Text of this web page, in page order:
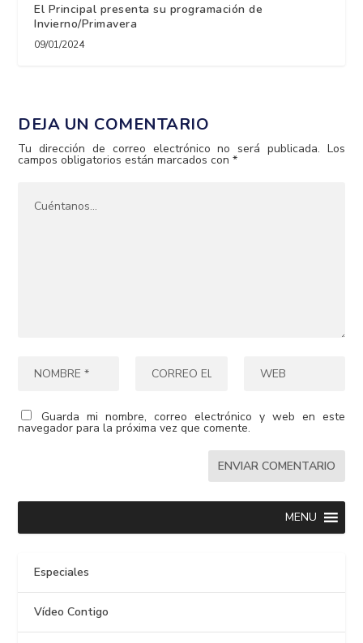
El Principal presenta su programación de
Invierno/Primavera
09/01/2024
DEJA UN COMENTARIO
Tu dirección de correo electrónico no será publicada. Los
campos obligatorios están marcados con*
Guarda mi nombre, correo electrónico y web en este
navegador para la próxima vez que comente.
MENU
Especiales
Vídeo Contigo